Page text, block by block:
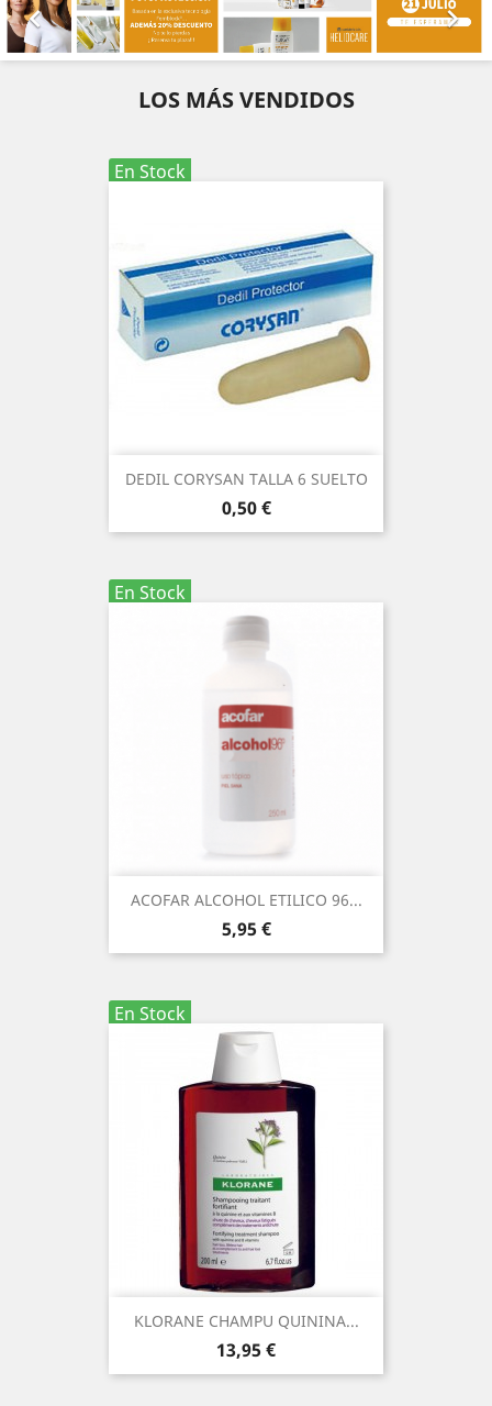
 
LOS MÁS VENDIDOS
En Stock
DEDIL CORYSAN TALLA 6 SUELTO
Precio
0,50 €
En Stock
ACOFAR ALCOHOL ETILICO 96...
Precio
5,95 €
En Stock
KLORANE CHAMPU QUININA...
Precio
13,95 €